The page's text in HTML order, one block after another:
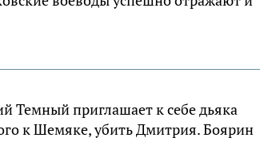
Темный приглашает к себе дьяка
к Шемяке, убить Дмитрия. Боярин